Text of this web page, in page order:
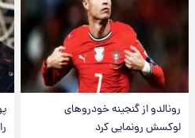
رونالدو از گنجینه خودروهای
لوکسش رونمایی کرد